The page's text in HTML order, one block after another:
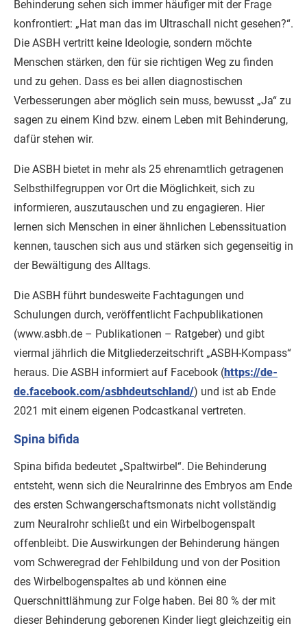
Behinderung sehen sich immer häufiger mit der Frage
konfrontiert: „Hat man das im Ultraschall nicht gesehen?“.
Die ASBH vertritt keine Ideologie, sondern möchte
Menschen stärken, den für sie richtigen Weg zu finden
und zu gehen. Dass es bei allen diagnostischen
Verbesserungen aber möglich sein muss, bewusst „Ja“ zu
sagen zu einem Kind bzw. einem Leben mit Behinderung,
dafür stehen wir.
Die ASBH bietet in mehr als 25 ehrenamtlich getragenen
Selbsthilfegruppen vor Ort die Möglichkeit, sich zu
informieren, auszutauschen und zu engagieren. Hier
lernen sich Menschen in einer ähnlichen Lebenssituation
kennen, tauschen sich aus und stärken sich gegenseitig in
der Bewältigung des Alltags.
Die ASBH führt bundesweite Fachtagungen und
Schulungen durch, veröffentlicht Fachpublikationen
(www.asbh.de – Publikationen – Ratgeber) und gibt
viermal jährlich die Mitgliederzeitschrift „ASBH-Kompass“
heraus. Die ASBH informiert auf Facebook (https://de-
de.facebook.com/asbhdeutschland/) und ist ab Ende
2021 mit einem eigenen Podcastkanal vertreten.
Spina bifida
Spina bifida bedeutet „Spaltwirbel“. Die Behinderung
entsteht, wenn sich die Neuralrinne des Embryos am Ende
des ersten Schwangerschaftsmonats nicht vollständig
zum Neuralrohr schließt und ein Wirbelbogenspalt
offenbleibt. Die Auswirkungen der Behinderung hängen
vom Schweregrad der Fehlbildung und von der Position
des Wirbelbogenspaltes ab und können eine
Querschnittlähmung zur Folge haben. Bei 80 % der mit
dieser Behinderung geborenen Kinder liegt gleichzeitig ein